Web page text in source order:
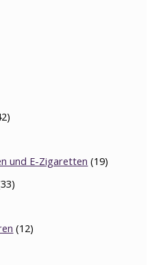
und E-Zigaretten (19)
(12)